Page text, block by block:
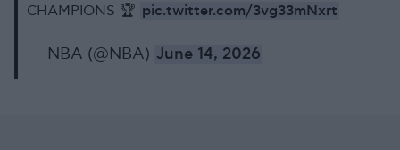
CHAMPIONS 🏆 pic.twitter.com/3vg33mNxrt
— NBA (@NBA) June 14, 2026